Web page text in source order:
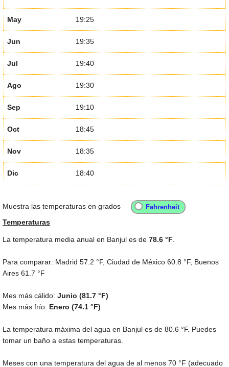
May 19:25
Jun 19:35
Jul 19:40
Ago 19:30
Sep 19:10
Oct 18:45
Nov 18:35
Dic 18:40
Muestra las temperaturas en grados
Temperaturas
La temperatura media anual en Banjul es de 78.6 °F
Para comparar: Madrid 57.2 °F, Ciudad de México 60.8 °F, Buenos
Aires 61.7 °F
Mes más cálido: Junio (81.7 °F)
Mes más frío: Enero (74.1 °F)
La temperatura máxima del agua en Banjul es de 80.6 °F. Puedes
tomar un baño a estas temperaturas.
Meses con una temperatura del agua de al menos 70 °F (adecuado